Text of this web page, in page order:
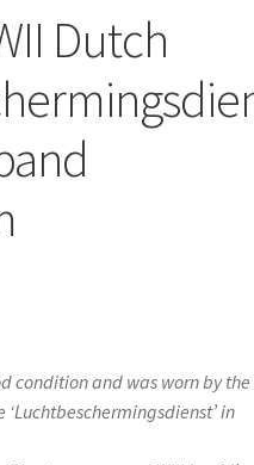
Dutch
condition and was worn by the
in